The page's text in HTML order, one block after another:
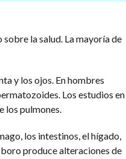
la salud. La mayoría de
y los ojos. En hombres
Los estudios en
los pulmones.
los intestinos, el hígado,
produce alteraciones de